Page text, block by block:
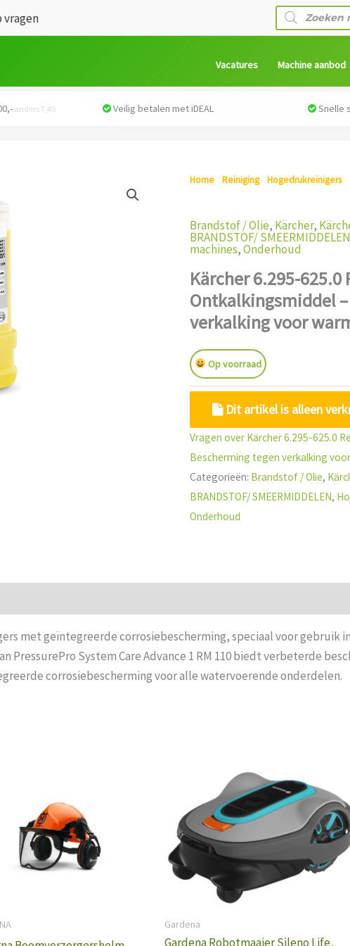
vragen
Producten
zoeken
Vacatures Machine aanbod
Home /Reiniging/Hogedrukreinigers/
Brandstof / Olie, Kärcher,
BRANDSTOF/ SMEERMIDDELEN
machines,Onderhoud
Kärcher 6.295-
Ontkalkingsmiddel
verkalking voor
Op voorraad
Dit artikel is alleen
Vragen over Kärcher 6.295-625.0
Bescherming tegen verkalking
Categorieën: Brandstof / Olie,
BRANDSTOF/ SMEERMIDDELEN,
Onderhoud
met geïntegreerde corrosiebescherming, speciaal voor gebruik
PressurePro System Care Advance 1 RM 110 biedt verbeterde
corrosiebescherming voor alle watervoerende onderdelen.
Gardena
Gardena Robotmaaier Sileno Life,
anders 7,45 Veilig betalen met iDEAL Snelle